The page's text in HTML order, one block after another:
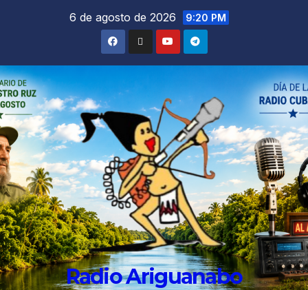
6 de agosto de 2026 9:20 PM
Radio Ariguanabo